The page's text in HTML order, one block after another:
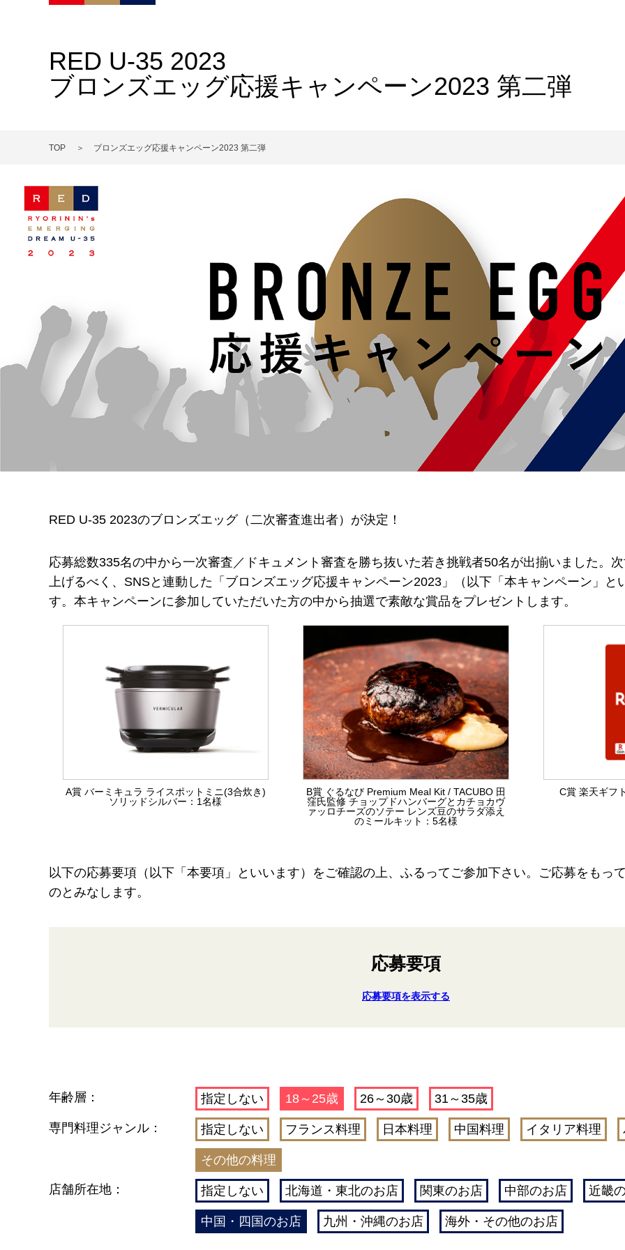
RED U-35 2023
ブロンズエッグ応援キャンペーン2023 第二弾
TOP ブロンズエッグ応援キャンペーン2023 第二弾
RED U-35 2023のブロンズエッグ（二次審査進出者）が決定！
応募総数335名の中から一次審査／ドキュメント審査を勝ち抜いた若き挑戦者50名が出揃いました。
上げるべく、SNSと連動した「ブロンズエッグ応援キャンペーン2023」（以下「本キャンペーン」と
す。本キャンペーンに参加していただいた方の中から抽選で素敵な賞品をプレゼントします。
A賞 バーミキュラ ライスポットミニ(3合炊き)
ソリッドシルバー：1名様
B賞 ぐるなび Premium Meal Kit / TACUBO 田
窪氏監修 チョップドハンバーグとカチョカヴ
ァッロチーズのソテー レンズ豆のサラダ添え
のミールキット：5名様
C賞 楽天ギフ
以下の応募要項（以下「本要項」といいます）をご確認の上、ふるってご参加下さい。ご応募をもっ
のとみなします。
応募要項
応募要項を表示する
年齢層： 指定しない 18～25歳 26～30歳 31～35歳
専門料理ジャンル： 指定しない フランス料理 日本料理 中国料理 イタリア料理
その他の料理
店舗所在地： 指定しない 北海道・東北のお店 関東のお店 中部のお店 近畿
中国・四国のお店 九州・沖縄のお店 海外・その他のお店